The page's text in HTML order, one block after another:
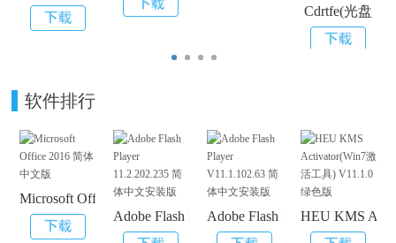
Cdrtfe(光盘刻
软件排行
Microsoft Office 2016 简体中文版
Adobe Flash Player 11.2.202.235 简体中文安装
Adobe Flash PlayerHEU KMS